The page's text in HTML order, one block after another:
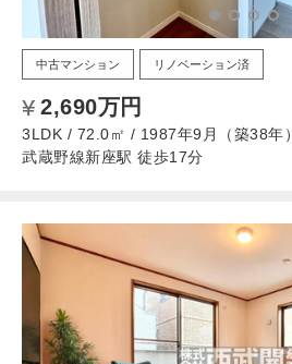
中古マンション リノベーション済
2,690万円
3LDK / 72.0㎡ / 1987年9月（築38年）
武蔵野線新座駅 徒歩17分